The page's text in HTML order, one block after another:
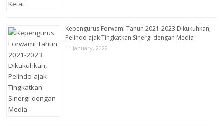
Kepengurus Forwami Tahun 2021-2023 Dikukuhkan,
Pelindo ajak Tingkatkan Sinergi dengan Media
11 January, 2022